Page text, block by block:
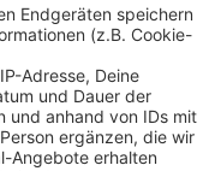
gibt es auf
Zum
eines e-Busses der
Bahnstadt gibt es
Details und